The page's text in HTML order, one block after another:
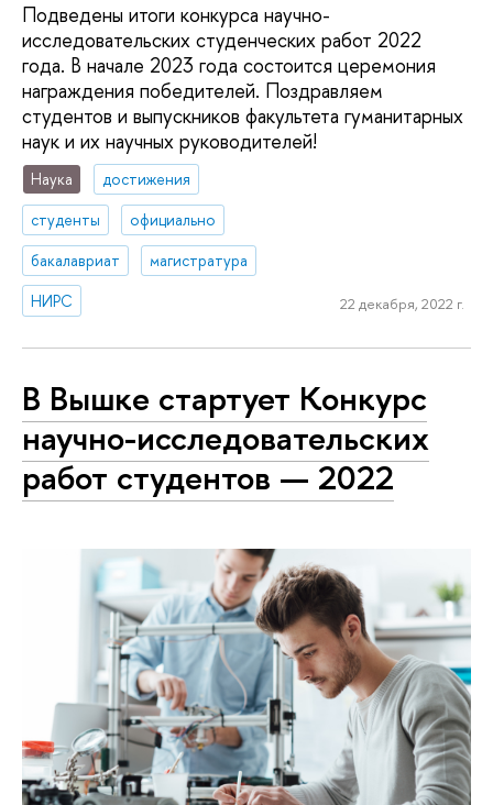
Подведены итоги конкурса научно-
исследовательских студенческих работ 2022
года. В начале 2023 года состоится церемония
награждения победителей. Поздравляем
студентов и выпускников факультета гуманитарных
наук и их научных руководителей!
Наука
достижения
студенты
официально
бакалавриат
магистратура
НИРС
22 декабря, 2022 г.
В Вышке стартует Конкурс
научно-исследовательских
работ студентов — 2022